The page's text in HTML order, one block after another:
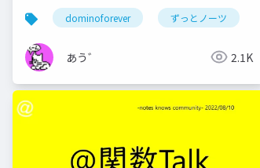
dominoforever ずっとノーツ
あう゛ 2.1K